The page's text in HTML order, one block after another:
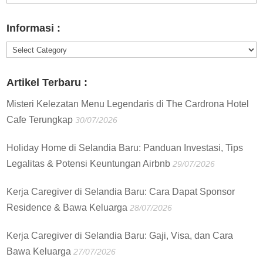
Informasi :
Informasi
Artikel Terbaru :
Misteri Kelezatan Menu Legendaris di The Cardrona Hotel
Cafe Terungkap 30/07/2026
Holiday Home di Selandia Baru: Panduan Investasi, Tips
Legalitas & Potensi Keuntungan Airbnb 29/07/2026
Kerja Caregiver di Selandia Baru: Cara Dapat Sponsor
Residence & Bawa Keluarga 28/07/2026
Kerja Caregiver di Selandia Baru: Gaji, Visa, dan Cara
Bawa Keluarga 27/07/2026